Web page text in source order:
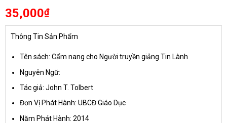
35,000₫
Thông Tin Sản Phẩm
Tên sách: Cẩm nang cho Người truyền giảng Tin Lành
Nguyên Ngữ:
Tác giả: John T. Tolbert
Đơn Vị Phát Hành: UBCĐ Giáo Dục
Năm Phát Hành: 2014